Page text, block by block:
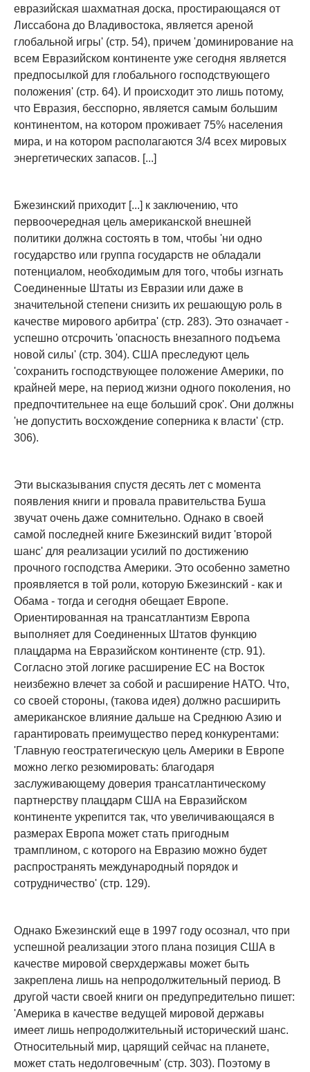
евразийская шахматная доска, простирающаяся от
Лиссабона до Владивостока, является ареной
глобальной игры' (стр. 54), причем 'доминирование на
всем Евразийском континенте уже сегодня является
предпосылкой для глобального господствующего
положения' (стр. 64). И происходит это лишь потому,
что Евразия, бесспорно, является самым большим
континентом, на котором проживает 75% населения
мира, и на котором располагаются 3/4 всех мировых
энергетических запасов. [...]
Бжезинский приходит [...] к заключению, что
первоочередная цель американской внешней
политики должна состоять в том, чтобы 'ни одно
государство или группа государств не обладали
потенциалом, необходимым для того, чтобы изгнать
Соединенные Штаты из Евразии или даже в
значительной степени снизить их решающую роль в
качестве мирового арбитра' (стр. 283). Это означает -
успешно отсрочить 'опасность внезапного подъема
новой силы' (стр. 304). США преследуют цель
'сохранить господствующее положение Америки, по
крайней мере, на период жизни одного поколения, но
предпочтительнее на еще больший срок'. Они должны
'не допустить восхождение соперника к власти' (стр.
306).
Эти высказывания спустя десять лет с момента
появления книги и провала правительства Буша
звучат очень даже сомнительно. Однако в своей
самой последней книге Бжезинский видит 'второй
шанс' для реализации усилий по достижению
прочного господства Америки. Это особенно заметно
проявляется в той роли, которую Бжезинский - как и
Обама - тогда и сегодня обещает Европе.
Ориентированная на трансатлантизм Европа
выполняет для Соединенных Штатов функцию
плацдарма на Евразийском континенте (стр. 91).
Согласно этой логике расширение ЕС на Восток
неизбежно влечет за собой и расширение НАТО. Что,
со своей стороны, (такова идея) должно расширить
американское влияние дальше на Среднюю Азию и
гарантировать преимущество перед конкурентами:
'Главную геостратегическую цель Америки в Европе
можно легко резюмировать: благодаря
заслуживающему доверия трансатлантическому
партнерству плацдарм США на Евразийском
континенте укрепится так, что увеличивающаяся в
размерах Европа может стать пригодным
трамплином, с которого на Евразию можно будет
распространять международный порядок и
сотрудничество' (стр. 129).
Однако Бжезинский еще в 1997 году осознал, что при
успешной реализации этого плана позиция США в
качестве мировой сверхдержавы может быть
закреплена лишь на непродолжительный период. В
другой части своей книги он предупредительно пишет:
'Америка в качестве ведущей мировой державы
имеет лишь непродолжительный исторический шанс.
Относительный мир, царящий сейчас на планете,
может стать недолговечным' (стр. 303). Поэтому в